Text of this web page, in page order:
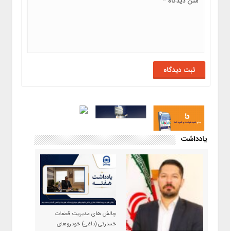
یادداشت
چالش های مدیریت قطعات
خسارتی (داغی) خودروهای